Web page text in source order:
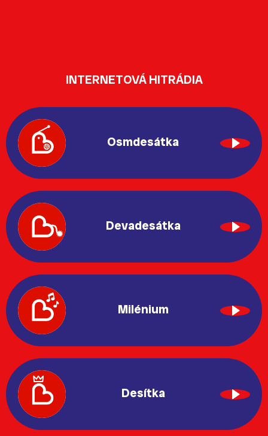
INTERNETOVÁ HITRÁDIA
Osmdesátka
Devadesátka
Milénium
Desítka